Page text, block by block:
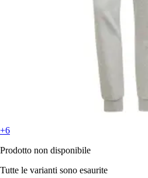
+6
Prodotto non disponibile
Tutte le varianti sono esaurite